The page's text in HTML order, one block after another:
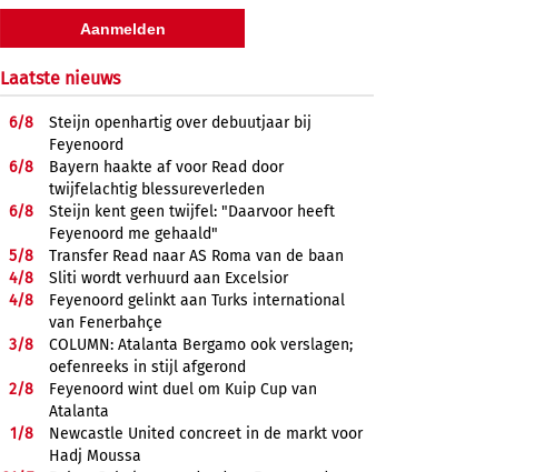
Laatste nieuws
6/8
Steijn openhartig over debuutjaar bij
Feyenoord
6/8
Bayern haakte af voor Read door
twijfelachtig blessureverleden
6/8
Steijn kent geen twijfel: "Daarvoor heeft
Feyenoord me gehaald"
5/8
Transfer Read naar AS Roma van de baan
4/8
Sliti wordt verhuurd aan Excelsior
4/8
Feyenoord gelinkt aan Turks international
van Fenerbahçe
3/8
COLUMN: Atalanta Bergamo ook verslagen;
oefenreeks in stijl afgerond
2/8
Feyenoord wint duel om Kuip Cup van
Atalanta
1/8
Newcastle United concreet in de markt voor
Hadj Moussa